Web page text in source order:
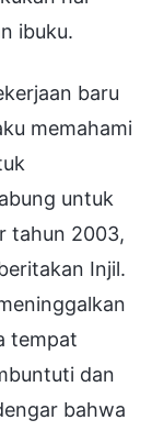
ibuku.
baru
memahami
untuk
tahun 2003,
Injil.
tempat
dan
bahwa